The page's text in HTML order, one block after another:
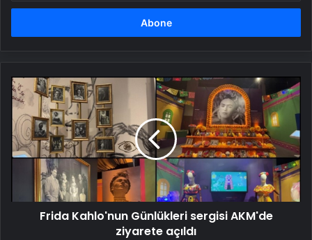
adresinizi
Frida
Kahlo'nun
Günlükleri
sergisi
AKM'de
ziyarete
Frida Kahlo'nun Günlükleri sergisi AKM'de
ziyarete açıldı